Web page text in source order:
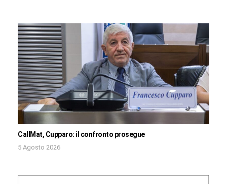
CallMat, Cupparo: il confronto prosegue
5 Agosto 2026